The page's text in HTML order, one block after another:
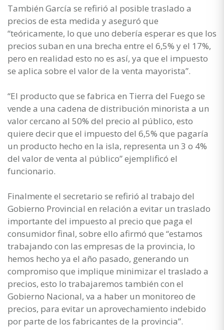
También García se refirió al posible traslado a
precios de esta medida y aseguró que
“teóricamente, lo que uno debería esperar es que los
precios suban en una brecha entre el 6,5% y el 17%,
pero en realidad esto no es así, ya que el impuesto
se aplica sobre el valor de la venta mayorista”.
“El producto que se fabrica en Tierra del Fuego se
vende a una cadena de distribución minorista a un
valor cercano al 50% del precio al público, esto
quiere decir que el impuesto del 6,5% que pagaría
un producto hecho en la isla, representa un 3 o 4%
del valor de venta al público” ejemplificó el
funcionario.
Finalmente el secretario se refirió al trabajo del
Gobierno Provincial en relación a evitar un traslado
importante del impuesto al precio que paga el
consumidor final, sobre ello afirmó que “estamos
trabajando con las empresas de la provincia, lo
hemos hecho ya el año pasado, generando un
compromiso que implique minimizar el traslado a
precios, esto lo trabajaremos también con el
Gobierno Nacional, va a haber un monitoreo de
precios, para evitar un aprovechamiento indebido
por parte de los fabricantes de la provincia”.